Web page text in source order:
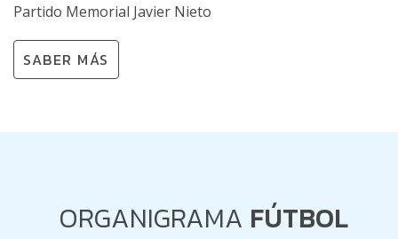
Partido Memorial Javier Nieto
SABER MÁS
ORGANIGRAMA FÚTBOL